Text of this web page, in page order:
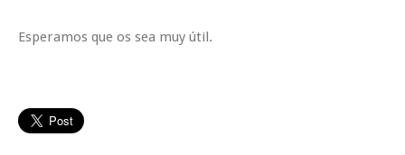
Esperamos que os sea muy útil.